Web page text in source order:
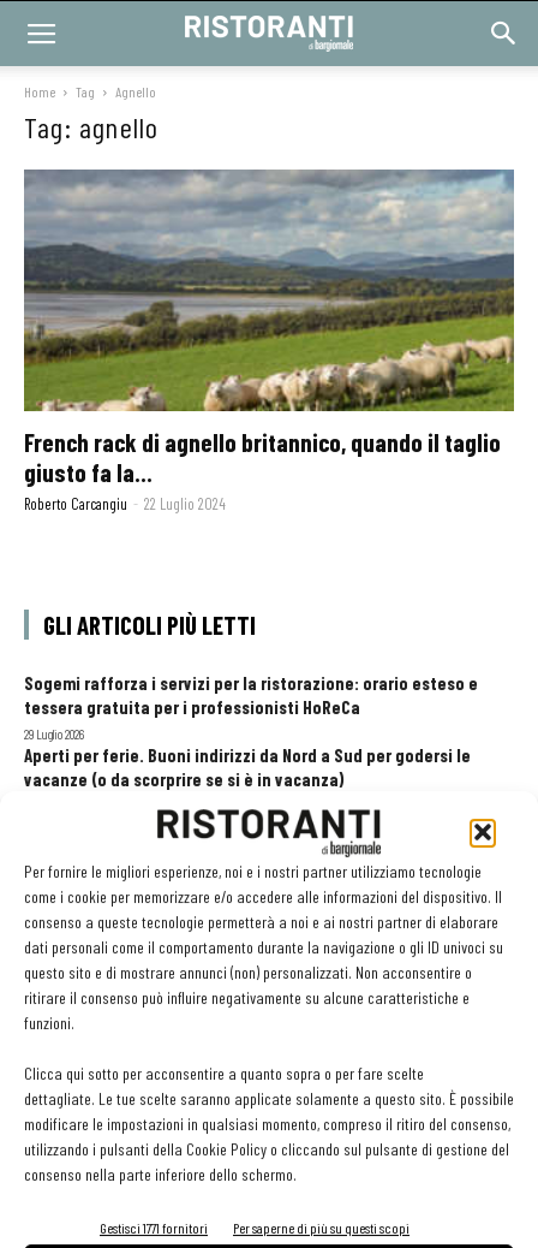
Per fornire le migliori esperienze, noi e i nostri partner utilizziamo tecnologie
come i cookie per memorizzare e/o accedere alle informazioni del dispositivo. Il
consenso a queste tecnologie permetterà a noi e ai nostri partner di elaborare
dati personali come il comportamento durante la navigazione o gli ID univoci su
questo sito e di mostrare annunci (non) personalizzati. Non acconsentire o
ritirare il consenso può influire negativamente su alcune caratteristiche e
funzioni.
Clicca qui sotto per acconsentire a quanto sopra o per fare scelte
dettagliate. Le tue scelte saranno applicate solamente a questo sito. È possibile
modificare le impostazioni in qualsiasi momento, compreso il ritiro del consenso,
utilizzando i pulsanti della Cookie Policy o cliccando sul pulsante di gestione del
consenso nella parte inferiore dello schermo.
Gestisci 1771 fornitori Per saperne di più su questi scopi
Home Tag Agnello
Tag: agnello
French rack di agnello britannico, quando il taglio
giusto fa la...
Roberto Carcangiu - 22 Luglio 2024
GLI ARTICOLI PIÙ LETTI
Sogemi rafforza i servizi per la ristorazione: orario esteso e
tessera gratuita per i professionisti HoReCa
29 Luglio 2026
Aperti per ferie. Buoni indirizzi da Nord a Sud per godersi le
vacanze (o da scorprire se si è in vacanza)
Recensioni online, Fipe e le associazioni del turismo chiedono
modifiche alle Linee Guida dell’Antitrust
20 Luglio 2026
EDICOLA WEB